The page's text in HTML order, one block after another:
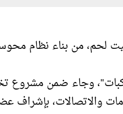
لحم، من بناء نظام
وجاء ضمن مشروع
والاتصالات، بإشراف